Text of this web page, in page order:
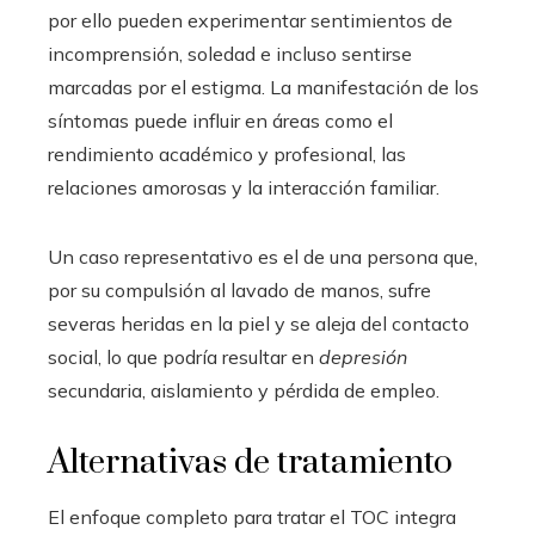
por ello pueden experimentar sentimientos de
incomprensión, soledad e incluso sentirse
marcadas por el estigma. La manifestación de los
síntomas puede influir en áreas como el
rendimiento académico y profesional, las
relaciones amorosas y la interacción familiar.
Un caso representativo es el de una persona que,
por su compulsión al lavado de manos, sufre
severas heridas en la piel y se aleja del contacto
social, lo que podría resultar en depresión
secundaria, aislamiento y pérdida de empleo.
Alternativas de tratamiento
El enfoque completo para tratar el TOC integra